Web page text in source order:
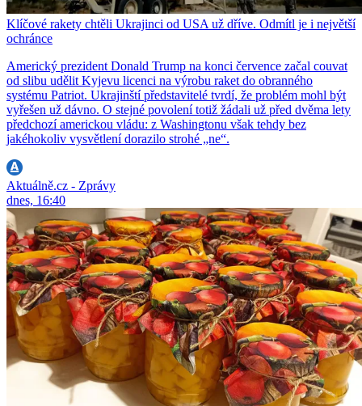
Klíčové rakety chtěli Ukrajinci od USA už dříve. Odmítl je i největší
ochránce
Americký prezident Donald Trump na konci července začal couvat
od slibu udělit Kyjevu licenci na výrobu raket do obranného
systému Patriot. Ukrajinští představitelé tvrdí, že problém mohl být
vyřešen už dávno. O stejné povolení totiž žádali už před dvěma lety
předchozí americkou vládu: z Washingtonu však tehdy bez
jakéhokoliv vysvětlení dorazilo strohé „ne“.
Aktuálně.cz - Zprávy
dnes, 16:40